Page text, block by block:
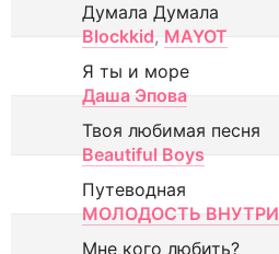
Думала Думала
Blockkid, MAYOT
Я ты и море
Даша Эпова
Твоя любимая песня
Beautiful Boys
Путеводная
МОЛОДОСТЬ ВНУТРИ
Мне кого любить?